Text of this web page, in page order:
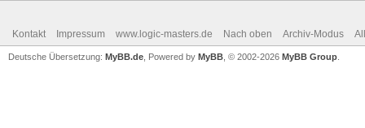
Kontakt Impressum www.logic-masters.de Nach oben Archiv-Modus
Deutsche Übersetzung: MyBB.de , Powered by MyBB , © 2002-2026 MyBB Group